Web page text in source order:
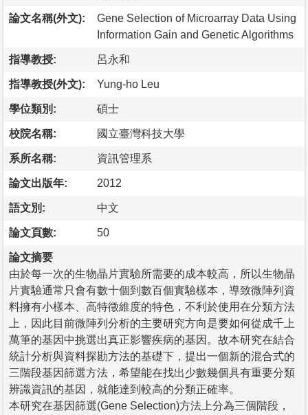
論文名稱(外文):
Gene Selection of Microarray Data Using
Information Gain and Genetic Algorithms
指導教授: 呂永和
指導教授(外文): Yung-ho Leu
學位類別: 碩士
校院名稱: 國立臺灣科技大學
系所名稱: 資訊管理系
論文出版年: 2012
語文別: 中文
論文頁數: 50
論文摘要
由於每一次的生物晶片實驗所需要的成本較高，所以生物晶
片實驗通常只會有數十個到數百個實驗樣本，導致微陣列資
料擁有小樣本、高特徵維度的特色，不利於使用在分類方法
上，因此目前微陣列分析的主要研究方向是要如何從成千上
萬筆的基因中挑選出真正影響疾病的基因。故本研究在結合
統計分析與資料探勘方法的基礎下，提出一個新的混合式的
三階段基因篩選方法，希望能在找出少數幾個具有重要分類
辨識資訊的基因，就能達到較高的分類正確率。
本研究在基因篩選(Gene Selection)方法上分為三個階段，